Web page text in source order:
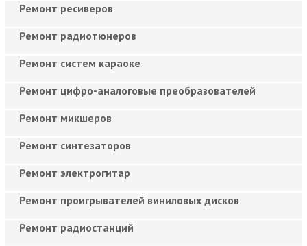
Ремонт ресиверов
Ремонт радиотюнеров
Ремонт систем караоке
Ремонт цифро-аналоговые преобразователей
Ремонт микшеров
Ремонт синтезаторов
Ремонт электрогитар
Ремонт проигрывателей виниловых дисков
Ремонт радиостанций